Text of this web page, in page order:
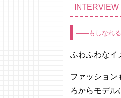
INTERVIEW
――もしなれる
ふわふわな
ファッショ
ろからモデル